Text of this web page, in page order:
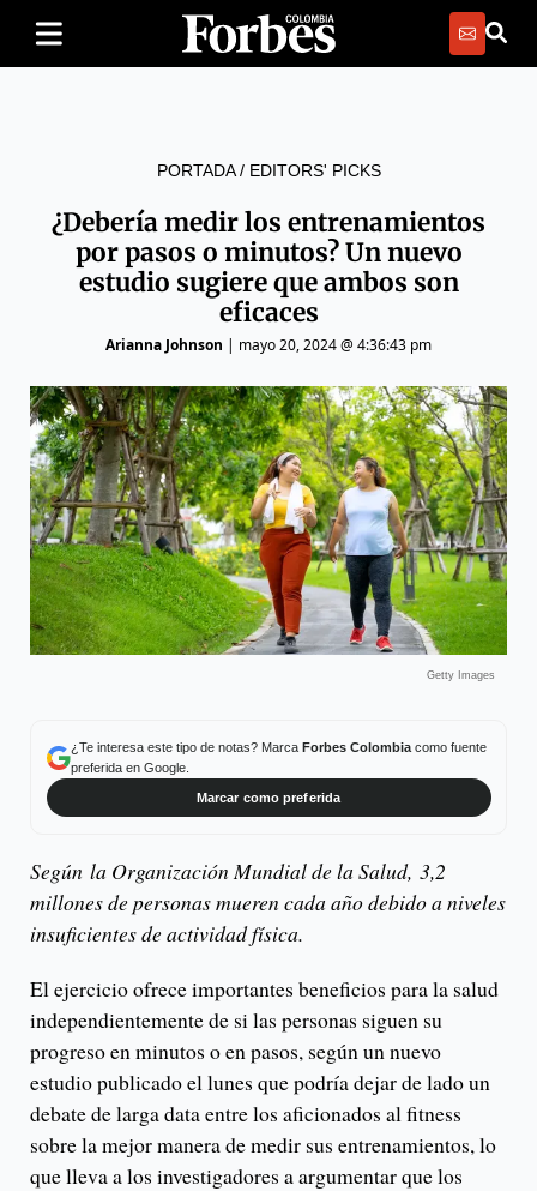
PORTADA/ EDITORS' PICKS
¿Debería medir los entrenamientos
por pasos o minutos? Un nuevo
estudio sugiere que ambos son
eficaces
Arianna Johnson | mayo 20, 2024 @ 4:36:43 pm
Getty Images
¿Te interesa este tipo de notas? Marca Forbes Colombiacomo fuente
preferida en Google.
Marcar como preferida
Según la Organización Mundial de la Salud, 3,2
millones de personas mueren cada año debido a niveles
insuficientes de actividad física.
El ejercicio ofrece importantes beneficios para la salud
independientemente de si las personas siguen su
progreso en minutos o en pasos, según un nuevo
estudio publicado el lunes que podría dejar de lado un
debate de larga data entre los aficionados al fitness
sobre la mejor manera de medir sus entrenamientos, lo
que lleva a los investigadores a argumentar que los